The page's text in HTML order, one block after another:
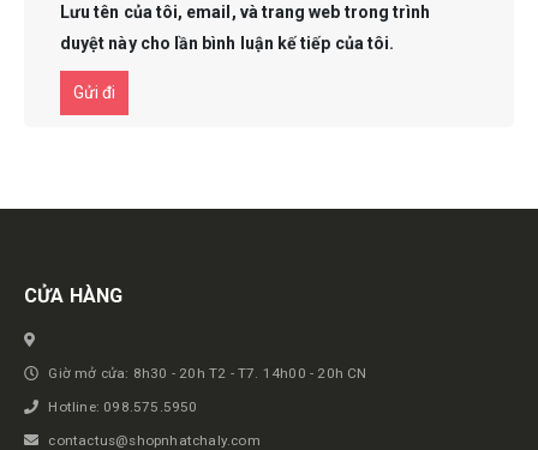
Lưu tên của tôi, email, và trang web trong trình
duyệt này cho lần bình luận kế tiếp của tôi.
Get in touch
CỬA HÀNG
Giờ mở cửa: 8h30 - 20h T2 - T7. 14h00 - 20h CN
Hotline: 098.575.5950
contactus@shopnhatchaly.com